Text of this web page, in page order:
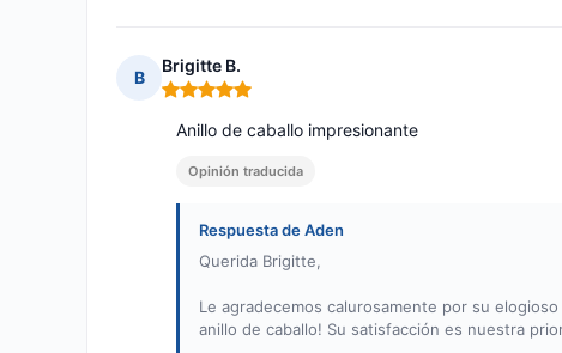
B
Brigitte B.
Nota: 5 de 5
Anillo de caballo impresionante
Opinión traducida
Respuesta de Aden
Querida Brigitte,
Le agradecemos calurosamente por su
anillo de caballo! Su satisfacción es nuestra